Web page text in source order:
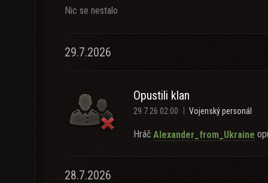
Nic se nestalo
29.7.2026
Opustili klan
29.7.26 02:00 Vojenský personál
Hráč Alexander_from_Ukraine
28.7.2026